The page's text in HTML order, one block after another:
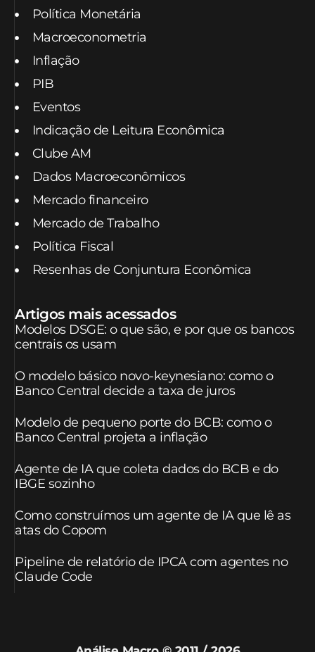
Política Monetária
Macroeconometria
Inflação
PIB
Eventos
Indicação de Leitura Econômica
Clube AM
Dados Macroeconômicos
Mercado financeiro
Mercado de Trabalho
Política Fiscal
Resenhas de Conjuntura Econômica
Artigos mais acessados
Modelos DSGE: o que são, e por que os bancos
centrais os usam
O modelo básico novo-keynesiano: como o
Banco Central decide a taxa de juros
Modelo de pequeno porte do BCB: como o
Banco Central projeta a inflação
Agente de IA que coleta dados do BCB e do
IBGE sozinho
Como construímos um agente de IA que lê as
atas do Copom
Pipeline de relatório de IPCA com agentes no
Claude Code